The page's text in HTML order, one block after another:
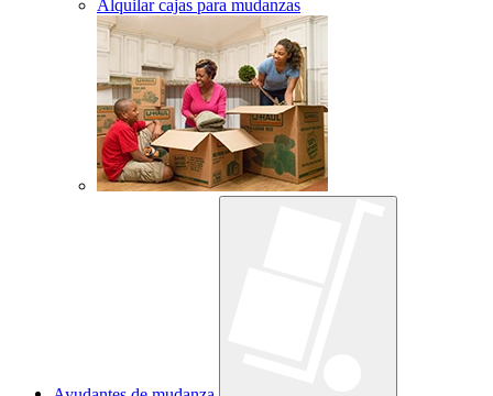
Alquilar cajas para mudanzas